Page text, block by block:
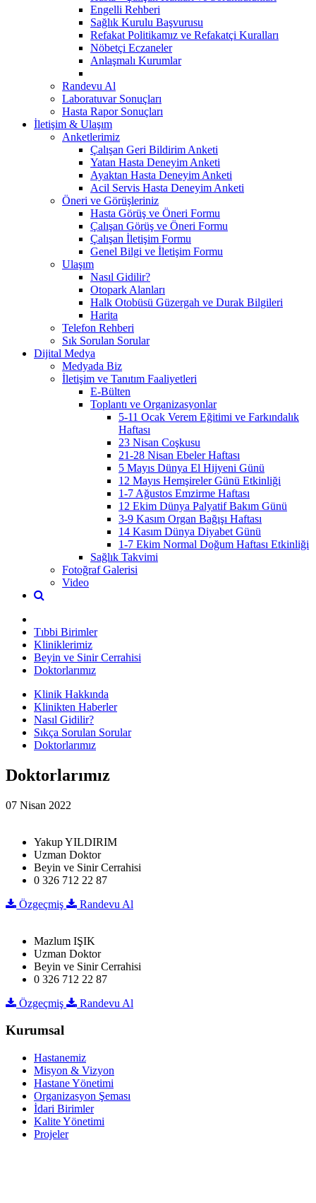
Engelli Rehberi
Sağlık Kurulu Başvurusu
Refakat Politikamız ve Refakatçi Kuralları
Nöbetçi Eczaneler
Anlaşmalı Kurumlar
Randevu Al
Laboratuvar Sonuçları
Hasta Rapor Sonuçları
İletişim & Ulaşım
Anketlerimiz
Çalışan Geri Bildirim Anketi
Yatan Hasta Deneyim Anketi
Ayaktan Hasta Deneyim Anketi
Acil Servis Hasta Deneyim Anketi
Öneri ve Görüşleriniz
Hasta Görüş ve Öneri Formu
Çalışan Görüş ve Öneri Formu
Çalışan İletişim Formu
Genel Bilgi ve İletişim Formu
Ulaşım
Nasıl Gidilir?
Otopark Alanları
Halk Otobüsü Güzergah ve Durak Bilgileri
Harita
Telefon Rehberi
Sık Sorulan Sorular
Dijital Medya
Medyada Biz
İletişim ve Tanıtım Faaliyetleri
E-Bülten
Toplantı ve Organizasyonlar
5-11 Ocak Verem Eğitimi ve Farkındalık
Haftası
23 Nisan Coşkusu
21-28 Nisan Ebeler Haftası
5 Mayıs Dünya El Hijyeni Günü
12 Mayıs Hemşireler Günü Etkinliği
1-7 Ağustos Emzirme Haftası
12 Ekim Dünya Palyatif Bakım Günü
3-9 Kasım Organ Bağışı Haftası
14 Kasım Dünya Diyabet Günü
1-7 Ekim Normal Doğum Haftası Etkinliği
Sağlık Takvimi
Fotoğraf Galerisi
Video
Tıbbi Birimler
Kliniklerimiz
Beyin ve Sinir Cerrahisi
Doktorlarımız
Klinik Hakkında
Klinikten Haberler
Nasıl Gidilir?
Sıkça Sorulan Sorular
Doktorlarımız
Doktorlarımız
07 Nisan 2022
Yakup YILDIRIM
Uzman Doktor
Beyin ve Sinir Cerrahisi
0 326 712 22 87
Özgeçmiş
Randevu Al
Mazlum IŞIK
Uzman Doktor
Beyin ve Sinir Cerrahisi
0 326 712 22 87
Özgeçmiş
Randevu Al
Kurumsal
Hastanemiz
Misyon & Vizyon
Hastane Yönetimi
Organizasyon Şeması
İdari Birimler
Kalite Yönetimi
Projeler